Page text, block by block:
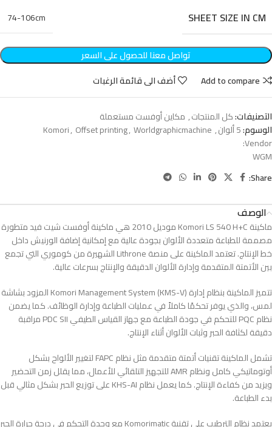
SHEET SIZE IN CM
74-106cm
تواصل معنا للحصول على السعر
Add to compare
أضف الى قائمة الرغبات
التصنيفات:كل المنتجات, مكاين أوفست مستعملة
الوسوم:5 ألوان ,
Komori, Offset printing, Worldgraphicmachine
Vendor:
WGM
Share:
الوصف
ماكينة Komori LS 540 H+C موديل 2010 هي ماكينة أوفست شيت فيد متطورة
مصممة للطباعة متعددة الألوان بجودة عالية مع إمكانية إضافة الورنيش داخل
خط الإنتاج. تعتمد الماكينة على منصة Lithrone الشهيرة من كوموري التي تجمع
بين الأتمتة المتقدمة وإدارة الألوان الدقيقة والإنتاج بسرعات عالية.
تتميز الماكينة بنظام إدارة Komori Management System (KMS-V) المزود بشاشة
لمس، والذي يوفر تحكمًا كاملاً في عمليات الطباعة وإدارة الوظائف. كما يضمن
نظام PQC للتحكم في جودة الطباعة مع جهاز القياس الطيفي PDC SII مراقبة
دقيقة لكثافة الحبر وثبات الألوان أثناء الإنتاج.
تشمل الماكينة تقنيات أتمتة متقدمة مثل نظام FAPC لتغيير الألواح بشكل
أوتوماتيكي كامل ونظام AMR للتجهيز التلقائي للأعمال، مما يقلل زمن التحضير
ويزيد من كفاءة الإنتاج. كما يعمل نظام KHS-AI على توزيع الحبر بشكل مثالي قبل
بدء الطباعة.
يعتمد نظام الترطيب على تقنية Komorimatic مع وحدة التحكم في درجة حرارة الحبر